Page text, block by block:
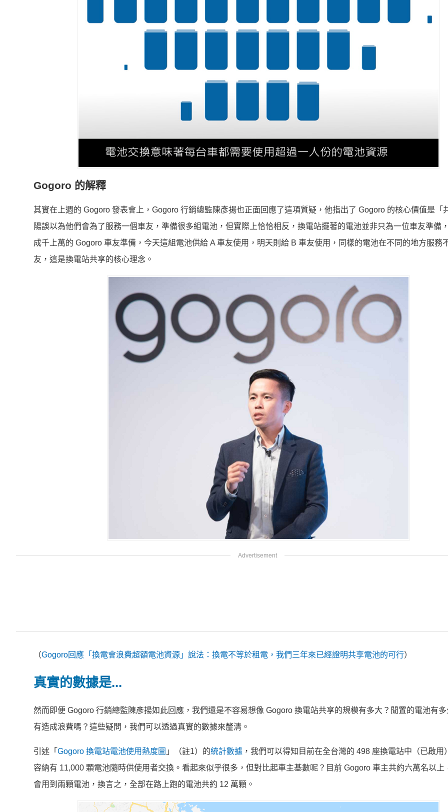
Gogoro 的解釋
其實在上週的 Gogoro 發表會上，Gogoro 行銷總監陳彥揚也正面回應了這項質疑，他指出了 Gogoro 的核心價值是「
陽誤以為他們會為了服務一個車友，準備很多組電池，但實際上恰恰相反，換電站擺著的電池並非只為一位車友準備
成千上萬的 Gogoro 車友準備，今天這組電池供給 A 車友使用，明天則給 B 車友使用，同樣的電池在不同的地方服務
友，這是換電站共享的核心理念。
（Gogoro回應「換電會浪費超額電池資源」說法：換電不等於租電，我們三年來已經證明共享電池的可行）
真實的數據是...
然而即便 Gogoro 行銷總監陳彥揚如此回應，我們還是不容易想像 Gogoro 換電站共享的規模有多大？閒置的電池有
有造成浪費嗎？這些疑問，我們可以透過真實的數據來釐清。
引述「 Gogoro 換電站電池使用熱度圖 」（註1）的統計數據 ，我們可以得知目前在全台灣的 498 座換電站中（已啟用
容納有 11,000 顆電池隨時供使用者交換。看起來似乎很多，但對比起車主基數呢？目前 Gogoro 車主共約六萬名以上
會用到兩顆電池，換言之，全部在路上跑的電池共約 12 萬顆。